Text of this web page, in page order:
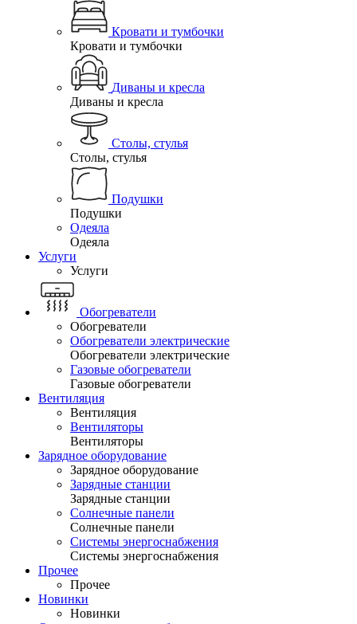
Кровати и тумбочки
Кровати и тумбочки
Диваны и кресла
Диваны и кресла
Столы, стулья
Столы, стулья
Подушки
Подушки
Одеяла
Одеяла
Услуги
Услуги
Обогреватели
Обогреватели
Обогреватели электрические
Обогреватели электрические
Газовые обогреватели
Газовые обогреватели
Вентиляция
Вентиляция
Вентиляторы
Вентиляторы
Зарядное оборудование
Зарядное оборудование
Зарядные станции
Зарядные станции
Солнечные панели
Солнечные панели
Системы энергоснабжения
Системы энергоснабжения
Прочее
Прочее
Новинки
Новинки